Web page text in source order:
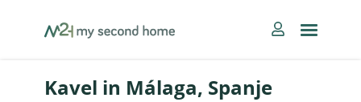
MySecondHome
Kavel in Málaga, Spanje